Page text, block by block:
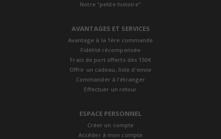
Notre "petite histoire"
AVANTAGES ET SERVICES
Avantage à la 1ère commande
Fidélité récompensée
Frais de port offerts dès 150€
Offrir un cadeau, liste d'envie
Commander à l'étranger
Effectuer un retour
ESPACE PERSONNEL
Créer un compte
Accéder à mon compte